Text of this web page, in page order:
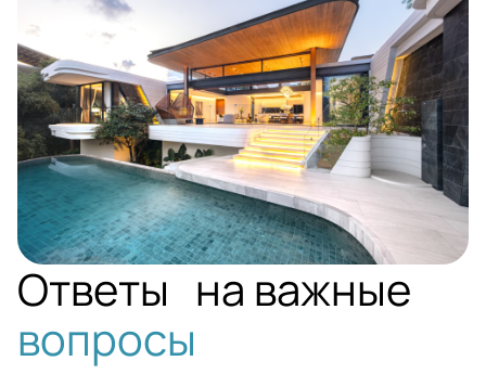
PHUKET
Ответы на важные
вопросы